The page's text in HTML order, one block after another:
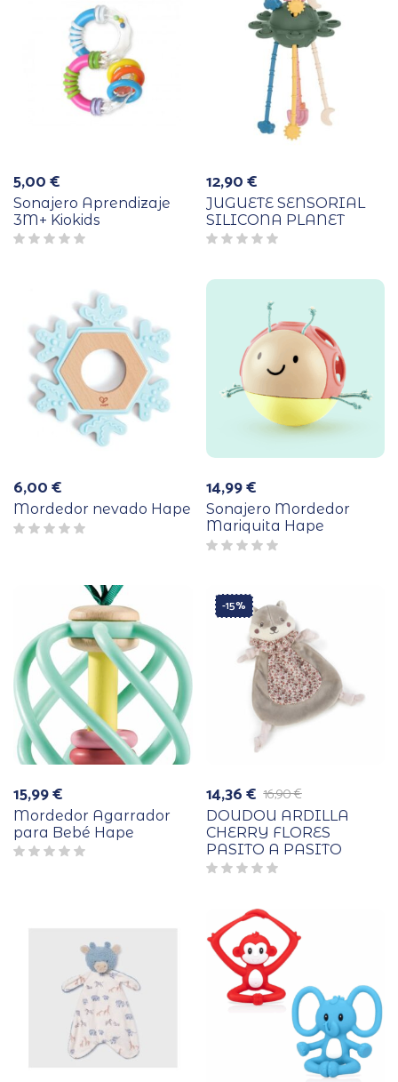
5,00€
Sonajero Aprendizaje
3M+ Kiokids
12,90€
JUGUETE SENSORIAL
SILICONA PLANET
6,00€
Mordedor nevado Hape
14,99€
Sonajero Mordedor
Mariquita Hape
15,99€
Mordedor Agarrador
para Bebé Hape
-15%
16,90€
El
precio
original
era:
16,90 €.
14,36€
El
precio
actual
es:
14,36 €.
DOUDOU ARDILLA
CHERRY FLORES
PASITO A PASITO